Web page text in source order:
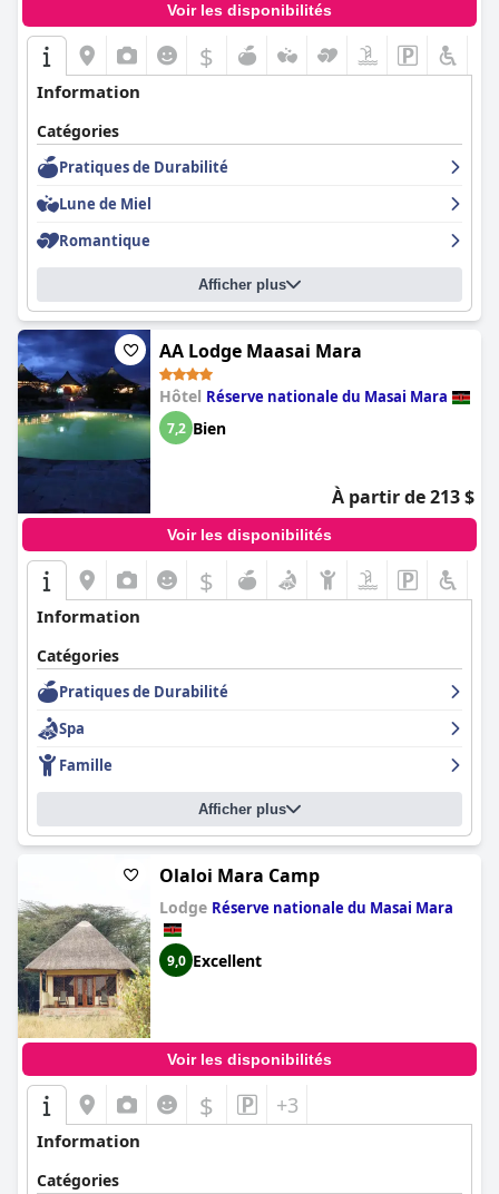
Voir les disponibilités
$
Information
Catégories
Pratiques de Durabilité
Lune de Miel
Romantique
Afficher plus
AA Lodge Maasai Mara
Hôtel Réserve nationale du Masai Mara
7,2 Bien
À partir de 213 $
Voir les disponibilités
$
Information
Catégories
Pratiques de Durabilité
Spa
Famille
Afficher plus
Olaloi Mara Camp
Lodge Réserve nationale du Masai Mara
9,0 Excellent
Voir les disponibilités
$ +3
Information
Catégories